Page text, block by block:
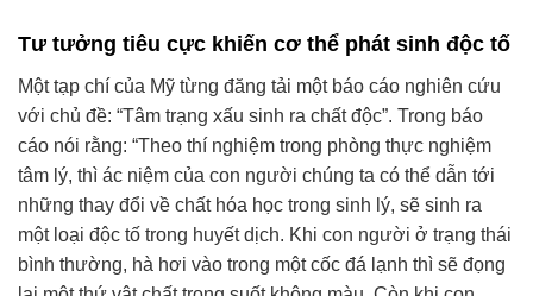
Tư tưởng tiêu cực khiến cơ thể phát sinh độc tố
Một tạp chí của Mỹ từng đăng tải một báo cáo nghiên cứu
với chủ đề: “Tâm trạng xấu sinh ra chất độc”. Trong báo
cáo nói rằng: “Theo thí nghiệm trong phòng thực nghiệm
tâm lý, thì ác niệm của con người chúng ta có thể dẫn tới
những thay đổi về chất hóa học trong sinh lý, sẽ sinh ra
một loại độc tố trong huyết dịch. Khi con người ở trạng thái
bình thường, hà hơi vào trong một cốc đá lạnh thì sẽ đọng